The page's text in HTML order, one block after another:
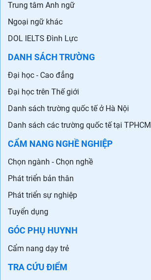
Trung tâm Anh ngữ
Ngoại ngữ khác
DOL IELTS Đình Lực
DANH SÁCH TRƯỜNG
Đại học - Cao đẳng
Đại học trên Thế giới
Danh sách trường quốc tế ở Hà Nội
Danh sách các trường quốc tế tại TPHCM
CẨM NANG NGHỀ NGHIỆP
Chọn ngành - Chọn nghề
Phát triển bản thân
Phát triển sự nghiệp
Tuyển dụng
GÓC PHỤ HUYNH
Cẩm nang dạy trẻ
TRA CỨU ĐIỂM